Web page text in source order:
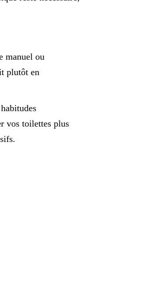
manuel ou
plutôt en
vos toilettes plus